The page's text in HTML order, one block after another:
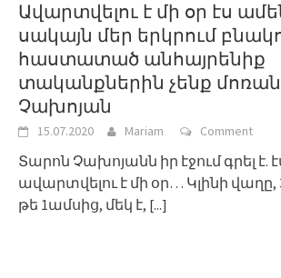
Ավարտվելու է մի օր էս
սակայն մեր երկրում
հաստատած անհայրենիք
տականքներին չենք
Չախոյան
15.07.2020 Mariam Comment
Տարոն Չախոյանն իր էջում գրել է.
ավարտվելու է մի օր… Կլինի վաղը,
թե 1ամսից, մեկ է, [...]